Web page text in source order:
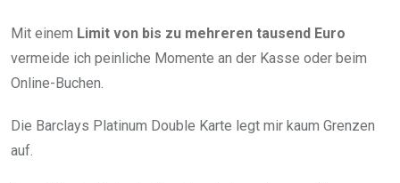
Mit einem Limit von bis zu mehreren tausend Euro
vermeide ich peinliche Momente an der Kasse oder beim
Online-Buchen.
Die Barclays Platinum Double Karte legt mir kaum Grenzen
auf.